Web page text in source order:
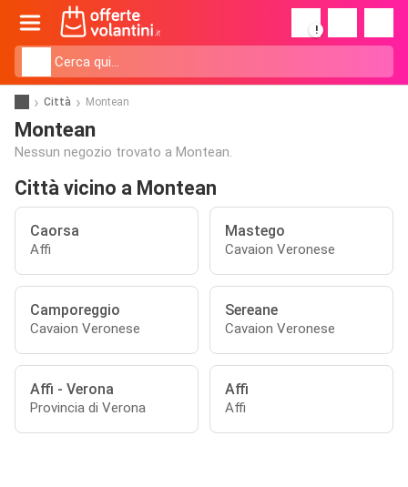
!
Città Montean
Montean
Nessun negozio trovato a Montean.
Città vicino a Montean
Caorsa
Affi
Mastego
Cavaion Veronese
Camporeggio
Cavaion Veronese
Sereane
Cavaion Veronese
Affi - Verona
Provincia di Verona
Affi
Affi